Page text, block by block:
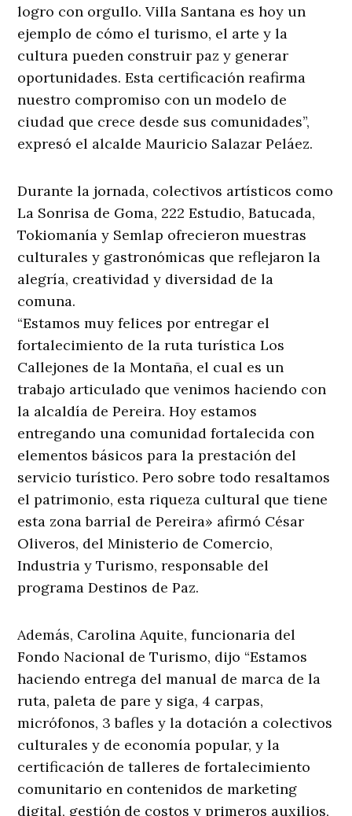
logro con orgullo. Villa Santana es hoy un
ejemplo de cómo el turismo, el arte y la
cultura pueden construir paz y generar
oportunidades. Esta certificación reafirma
nuestro compromiso con un modelo de
ciudad que crece desde sus comunidades”,
expresó el alcalde Mauricio Salazar Peláez.
Durante la jornada, colectivos artísticos como
La Sonrisa de Goma, 222 Estudio, Batucada,
Tokiomanía y Semlap ofrecieron muestras
culturales y gastronómicas que reflejaron la
alegría, creatividad y diversidad de la
comuna.
“Estamos muy felices por entregar el
fortalecimiento de la ruta turística Los
Callejones de la Montaña, el cual es un
trabajo articulado que venimos haciendo con
la alcaldía de Pereira. Hoy estamos
entregando una comunidad fortalecida con
elementos básicos para la prestación del
servicio turístico. Pero sobre todo resaltamos
el patrimonio, esta riqueza cultural que tiene
esta zona barrial de Pereira» afirmó César
Oliveros, del Ministerio de Comercio,
Industria y Turismo, responsable del
programa Destinos de Paz.
Además, Carolina Aquite, funcionaria del
Fondo Nacional de Turismo, dijo “Estamos
haciendo entrega del manual de marca de la
ruta, paleta de pare y siga, 4 carpas,
micrófonos, 3 bafles y la dotación a colectivos
culturales y de economía popular, y la
certificación de talleres de fortalecimiento
comunitario en contenidos de marketing
digital, gestión de costos y primeros auxilios,